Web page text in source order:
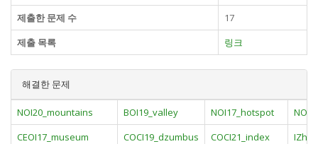
제출한 문제 수
17
제출 목록
링크
해결한 문제
NOI20_mountains BOI19_valley NOI17_hotspot
CEOI17_museum
COCI19_dzumbus COCI21_index